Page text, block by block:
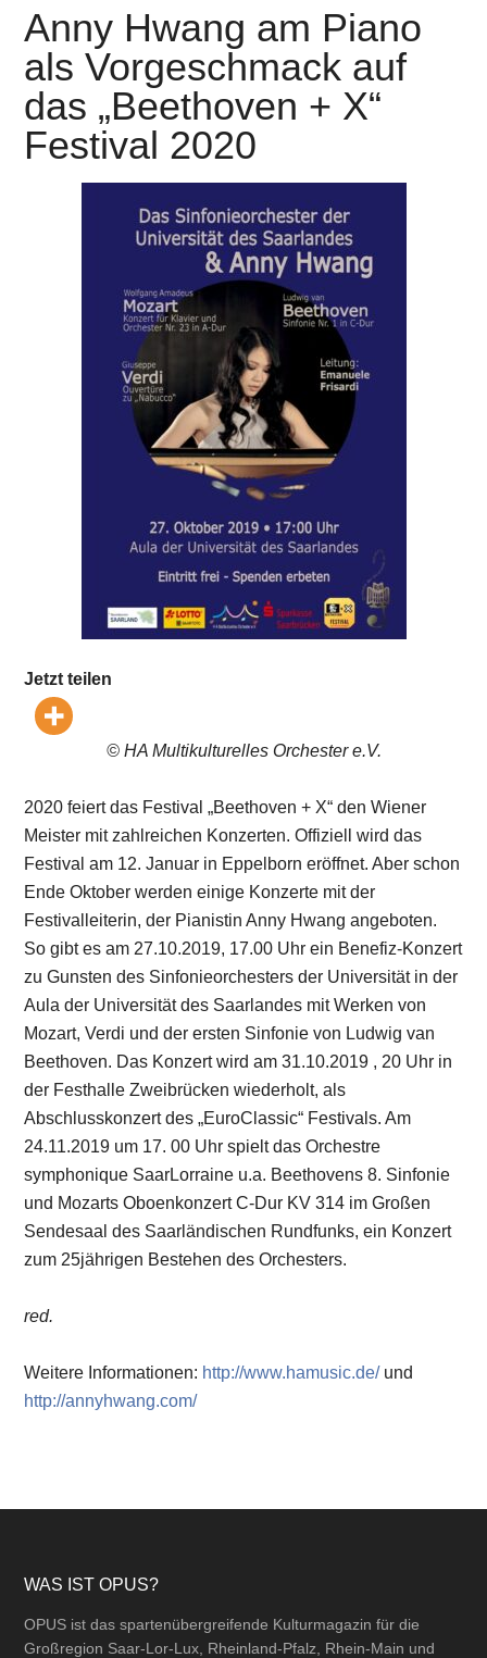
Anny Hwang am Piano
als Vorgeschmack auf
das „Beethoven + X“
Festival 2020
Jetzt teilen
© HA Multikulturelles Orchester e.V.
2020 feiert das Festival „Beethoven + X“ den Wiener
Meister mit zahlreichen Konzerten. Offiziell wird das
Festival am 12. Januar in Eppelborn eröffnet. Aber schon
Ende Oktober werden einige Konzerte mit der
Festivalleiterin, der Pianistin Anny Hwang angeboten.
So gibt es am 27.10.2019, 17.00 Uhr ein Benefiz-Konzert
zu Gunsten des Sinfonieorchesters der Universität in der
Aula der Universität des Saarlandes mit Werken von
Mozart, Verdi und der ersten Sinfonie von Ludwig van
Beethoven. Das Konzert wird am 31.10.2019 , 20 Uhr in
der Festhalle Zweibrücken wiederholt, als
Abschlusskonzert des „EuroClassic“ Festivals. Am
24.11.2019 um 17. 00 Uhr spielt das Orchestre
symphonique SaarLorraine u.a. Beethovens 8. Sinfonie
und Mozarts Oboenkonzert C-Dur KV 314 im Großen
Sendesaal des Saarländischen Rundfunks, ein Konzert
zum 25jährigen Bestehen des Orchesters.
red.
Weitere Informationen: http://www.hamusic.de/und
http://annyhwang.com/
Footer
WAS IST OPUS?
OPUS ist das spartenübergreifende Kulturmagazin für die
Großregion Saar-Lor-Lux, Rheinland-Pfalz, Rhein-Main und